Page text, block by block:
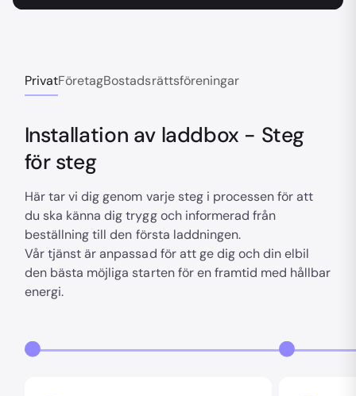
PrivatFöretagBostadsrättsföreningar
Installation av laddbox - Steg
för steg
Här tar vi dig genom varje steg i processen för att
du ska känna dig trygg och informerad från
beställning till den första laddningen.
Vår tjänst är anpassad för att ge dig och din elbil
den bästa möjliga starten för en framtid med hållbar
energi.